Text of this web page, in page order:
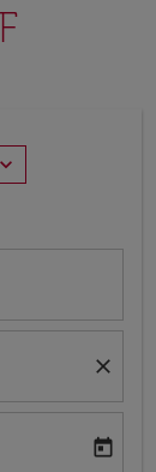
expand_more
close
date-aria-label
today